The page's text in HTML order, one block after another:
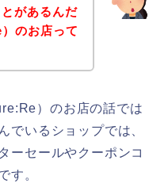
があるんだ
のお店って
）のお店の話では
でいるショップでは、
ーセールやクーポンコ
す。